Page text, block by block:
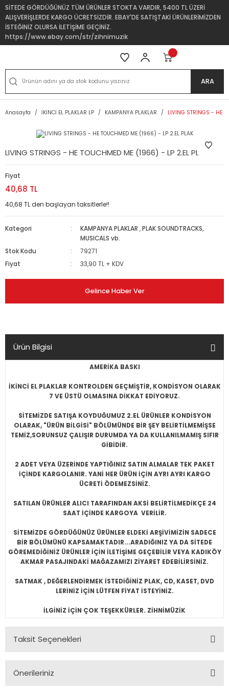
SİTEDE GÖRDÜĞÜNÜZ TÜM ÜRÜNLER STOKTA VARDIR, 5400 TL ÜZERİ
ALIŞVERİŞLERDE KARGO ÜCRETSİZDİR. EBAY'DE SATIŞTAKİ ÜRÜNLERİMİZDEN
İSTEĞİNİZ OLURSA İLETİŞİME GEÇİNİZ.
https://www.ebay.com/str/zihnimuzik
ARA
Anasayfa İKİNCİ EL PLAKLAR LP KAMPANYA PLAKLAR LIVING STRINGS - HE
LIVING STRINGS - HE TOUCHMED ME (1966) - LP 2.EL PLAK
Fiyat
40,68 TL
40,68 TL den başlayan taksitlerle!!
Kategori KAMPANYA PLAKLAR ,PLAK SOUNDTRACKS,
MUSICALS vb.
Stok Kodu
79271
Fiyat
33,90 TL + KDV
Gelince Haber Ver
Ürün Bilgisi
AMERİKA BASKI
İKİNCİ EL PLAKLAR KONTROLDEN GEÇMİŞTİR, KONDİSYON OLARAK
7 VE ÜSTÜ OLMASINA DİKKAT EDİYORUZ.
SİTEMİZDE SATIŞA KOYDUĞUMUZ 2.EL ÜRÜNLER KONDİSYON
OLARAK, "ÜRÜN BİLGİSİ" BÖLÜMÜNDE BİR ŞEY BELİRTİLMEMİŞSE
TEMİZ,SORUNSUZ ÇALIŞIR DURUMDA YA DA KULLANILMAMIŞ SIFIR
GİBİDİR.
2 ADET VEYA ÜZERİNDE YAPTIĞINIZ SATIN ALMALAR TEK PAKET
İÇİNDE KARGOLANIR. YANİ HER ÜRÜN İÇİN AYRI AYRI KARGO
ÜCRETİ ÖDEMEZSİNİZ.
SATILAN ÜRÜNLER ALICI TARAFINDAN AKSİ BELİRTİLMEDİKÇE 24
SAAT İÇİNDE KARGOYA VERİLİR.
SİTEMİZDE GÖRDÜĞÜNÜZ ÜRÜNLER ELDEKİ ARŞİVİMİZİN SADECE
BİR BÖLÜMÜNÜ KAPSAMAKTADIR...ARADIĞINIZ YA DA SİTEDE
GÖREMEDİĞİNİZ ÜRÜNLER İÇİN İLETİŞİME GEÇEBİLİR VEYA KADIKÖY
AKMAR PASAJINDAKİ MAĞAZAMIZI ZİYARET EDEBİLİRSİNİZ.
SATMAK , DEĞERLENDİRMEK İSTEDİĞİNİZ PLAK, CD, KASET, DVD
LERİNİZ İÇİN LÜTFEN FİYAT İSTEYİNİZ.
İLGİNİZ İÇİN ÇOK TEŞEKKÜRLER. ZİHNİMÜZİK
Taksit Seçenekleri
Önerileriniz